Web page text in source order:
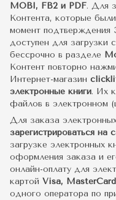
MOBI, FB2 и PDF. Для
Контента, которые
момент подтверждения
доступен для загрузки
бессрочно в разделе
Контент повторно
Интернет-магазин
электронные книги. Их
файлов в электронном
Для заказа
зарегистрироваться
загрузке электронных
оформления заказа и
онлайн-оплату для
картой Visa,
одного оператора по